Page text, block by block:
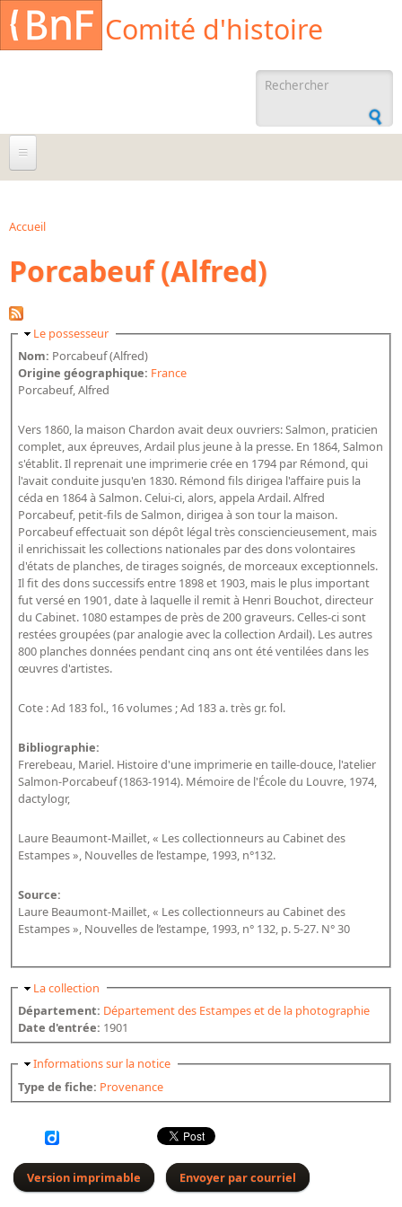
Aller au contenu principal
Comité d'histoire
recherche
À propos
Agenda
Ressources documentaires
Archives orales
Bibliographies
Bibliographie sur la BnF
France
Dictionnaire de la BnF
Dictionnaire BnF : recherche avancée
Dictionnaire BnF : index
Dictionnaire des fonds spéciaux et des principales collections et
provenances
Recherche de fonds, collections et provenances
L'histoire de la BnF en objets
Rapports d'activité de la Bibliothèque
Répertoire
Répertoire des catalogues d'expositions
Répertoire des catalogues
Répertoire des manuscrits du XXe siècle
Publications
Revue de la Bibliothèque nationale de France
Directeurs de la Bibliothèque nationale du XIVe siècle à nos jours
Listes et biographies des directeurs de départements
Implantations de la Bibliothèque nationale de France
La Bibliothèque nationale de France à livre ouvert
Richelieu, Bibliothèques - Musée - Galeries
Accueil
Porcabeuf (Alfred)
Masquer
Le possesseur
Nom: Porcabeuf (Alfred)
Origine géographique: France
Porcabeuf, Alfred
Vers 1860, la maison Chardon avait deux ouvriers: Salmon, praticien
complet, aux épreuves, Ardail plus jeune à la presse. En 1864, Salmon
s'établit. Il reprenait une imprimerie crée en 1794 par Rémond, qui
l'avait conduite jusqu'en 1830. Rémond fils dirigea l'affaire puis la
céda en 1864 à Salmon. Celui-ci, alors, appela Ardail. Alfred
Porcabeuf, petit-fils de Salmon, dirigea à son tour la maison.
Porcabeuf effectuait son dépôt légal très consciencieusement, mais
il enrichissait les collections nationales par des dons volontaires
d'états de planches, de tirages soignés, de morceaux exceptionnels.
Il fit des dons successifs entre 1898 et 1903, mais le plus important
fut versé en 1901, date à laquelle il remit à Henri Bouchot, directeur
du Cabinet. 1080 estampes de près de 200 graveurs. Celles-ci sont
restées groupées (par analogie avec la collection Ardail). Les autres
800 planches données pendant cinq ans ont été ventilées dans les
œuvres d'artistes.
Cote : Ad 183 fol., 16 volumes ; Ad 183 a. très gr. fol.
Bibliographie:
Frerebeau, Mariel. Histoire d'une imprimerie en taille-douce, l'atelier
Salmon-Porcabeuf (1863-1914). Mémoire de l'École du Louvre, 1974,
dactylogr,
Laure Beaumont-Maillet, « Les collectionneurs au Cabinet des
Estampes », Nouvelles de l’estampe, 1993, n°132.
Source:
Laure Beaumont-Maillet, « Les collectionneurs au Cabinet des
Estampes », Nouvelles de l’estampe, 1993, n° 132, p. 5-27. N° 30
Masquer
La collection
Département: Département des Estampes et de la photographie
Date d'entrée: 1901
Masquer
Informations sur la notice
Type de fiche: Provenance
Version imprimable Envoyer par courriel
Cookies management panel